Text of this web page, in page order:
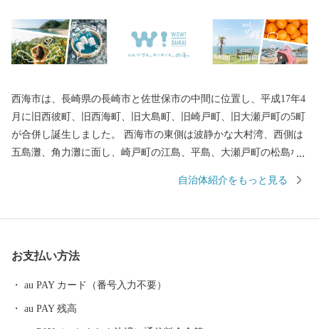
西海市は、長崎県の長崎市と佐世保市の中間に位置し、平成17年4
月に旧西彼町、旧西海町、旧大島町、旧崎戸町、旧大瀬戸町の5町
が合併し誕生しました。 西海市の東側は波静かな大村湾、西側は
五島灘、角力灘に面し、崎戸町の江島、平島、大瀬戸町の松島な
園、西彼杵半島県立公園の３つの自然公園の指定区域があり、美
キ」など、四季折々の旬の食材に恵まれています。甘くとろける
美味しさの「原口みかん」や大村湾で育った旨みたっぷりの「う
自治体紹介をもっと見る
お支払い方法
au PAY カード（番号入力不要）
au PAY 残高